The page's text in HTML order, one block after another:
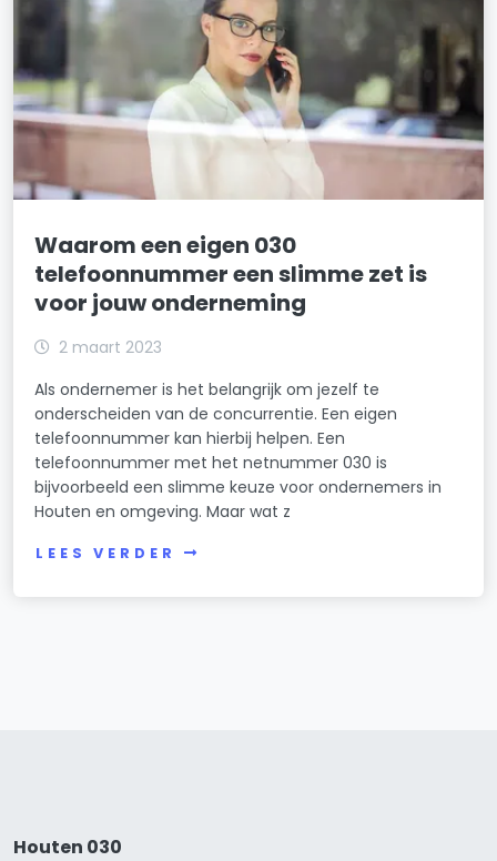
Waarom een eigen 030
telefoonnummer een slimme zet is
voor jouw onderneming
2 maart 2023
Als ondernemer is het belangrijk om jezelf te
onderscheiden van de concurrentie. Een eigen
telefoonnummer kan hierbij helpen. Een
telefoonnummer met het netnummer 030 is
bijvoorbeeld een slimme keuze voor ondernemers in
Houten en omgeving. Maar wat z
LEES VERDER
Houten 030